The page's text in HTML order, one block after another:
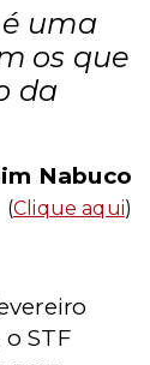
uma
os que
da
Nabuco
(Clique aqui)
STF